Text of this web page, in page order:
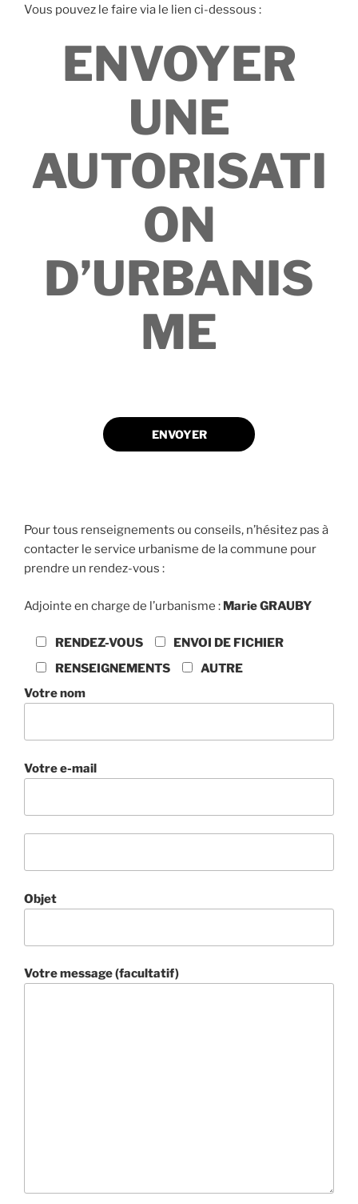
Vous pouvez le faire via le lien ci-dessous :
ENVOYER
UNE
AUTORISATI
ON
D’URBANIS
ME
ENVOYER
Pour tous renseignements ou conseils, n’hésitez pas à
contacter le service urbanisme de la commune pour
prendre un rendez-vous :
Adjointe en charge de l’urbanisme : MarieGRAUBY
RENDEZ-VOUS
ENVOI DE FICHIER
RENSEIGNEMENTS
AUTRE
Votre nom
Votre e-mail
Objet
Votre message (facultatif)